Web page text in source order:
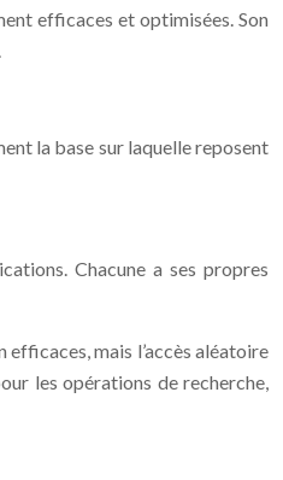
efficaces et optimisées. Son
la base sur laquelle reposent
Chacune a ses propres
mais l’accès aléatoire
les opérations de recherche,